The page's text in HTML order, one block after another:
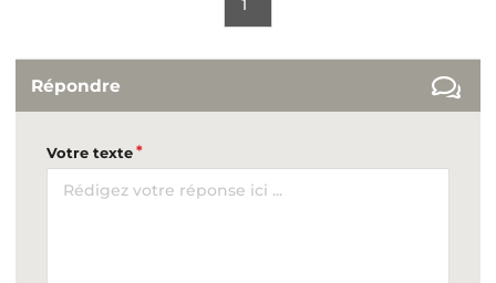
1
Répondre
Votre texte